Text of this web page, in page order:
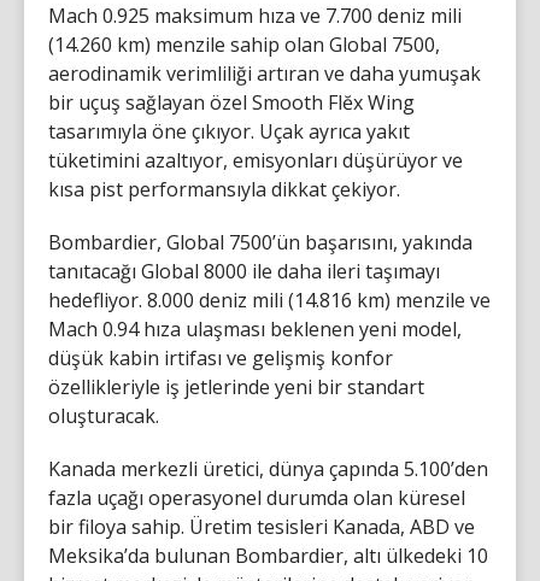
Mach 0.925 maksimum hıza ve 7.700 deniz mili
(14.260 km) menzile sahip olan Global 7500,
aerodinamik verimliliği artıran ve daha yumuşak
bir uçuş sağlayan özel Smooth Flĕx Wing
tasarımıyla öne çıkıyor. Uçak ayrıca yakıt
tüketimini azaltıyor, emisyonları düşürüyor ve
kısa pist performansıyla dikkat çekiyor.
Bombardier, Global 7500’ün başarısını, yakında
tanıtacağı Global 8000 ile daha ileri taşımayı
hedefliyor. 8.000 deniz mili (14.816 km) menzile ve
Mach 0.94 hıza ulaşması beklenen yeni model,
düşük kabin irtifası ve gelişmiş konfor
özellikleriyle iş jetlerinde yeni bir standart
oluşturacak.
Kanada merkezli üretici, dünya çapında 5.100’den
fazla uçağı operasyonel durumda olan küresel
bir filoya sahip. Üretim tesisleri Kanada, ABD ve
Meksika’da bulunan Bombardier, altı ülkedeki 10